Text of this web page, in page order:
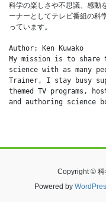
科学の楽しさや不思議、感動
ーナーとしてテレビ番組の科
っています。
Author: Ken Kuwako
My mission is to share
science with as many
Trainer, I stay busy
themed TV programs,
and authoring science
Copyright © 科
Powered by